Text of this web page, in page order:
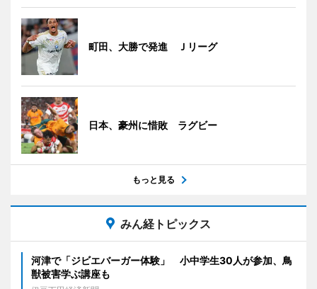
町田、大勝で発進 Ｊリーグ
日本、豪州に惜敗 ラグビー
もっと見る
みん経トピックス
河津で「ジビエバーガー体験」 小中学生30人が参加、鳥
獣被害学ぶ講座も